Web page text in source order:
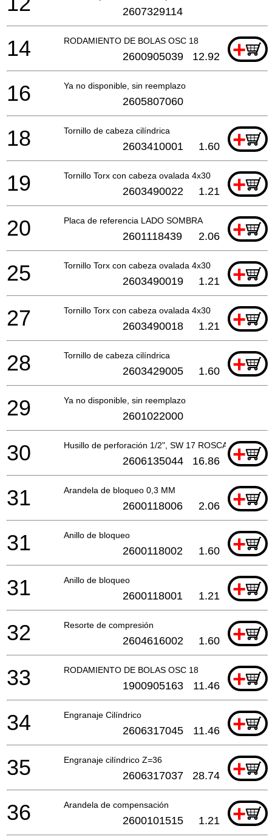
2607329114
RODAMIENTO DE BOLAS OSC 18 +
14 2600905039 12.92
Ya no disponible, sin reemplazo
16 2605807060
Tornillo de cabeza cilíndrica +
18 2603410001 1.60
Tornillo Torx con cabeza ovalada 4x30 +
19 2603490022 1.21
Placa de referencia LADO SOMBRA +
20 2601118439 2.06
Tornillo Torx con cabeza ovalada 4x30 +
25 2603490019 1.21
Tornillo Torx con cabeza ovalada 4x30 +
27 2603490018 1.21
Tornillo de cabeza cilíndrica +
28 2603429005 1.60
Ya no disponible, sin reemplazo
29 2601022000
Husillo de perforación 1/2", SW 17 ROSCA INTERIOR
+
30 2606135044 16.86
Arandela de bloqueo 0,3 MM +
31 2600118006 2.06
Anillo de bloqueo +
31 2600118002 1.60
Anillo de bloqueo +
31 2600118001 1.21
Resorte de compresión +
32 2604616002 1.60
RODAMIENTO DE BOLAS OSC 18 +
33 1900905163 11.46
Engranaje Cilíndrico +
34 2606317045 11.46
Engranaje cilíndrico Z=36 +
35 2606317037 28.74
Arandela de compensación +
36 2600101515 1.21